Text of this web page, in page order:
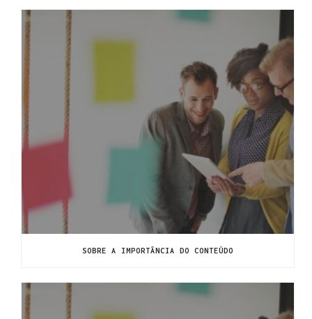
SOBRE A IMPORTÂNCIA DO CONTEÚDO